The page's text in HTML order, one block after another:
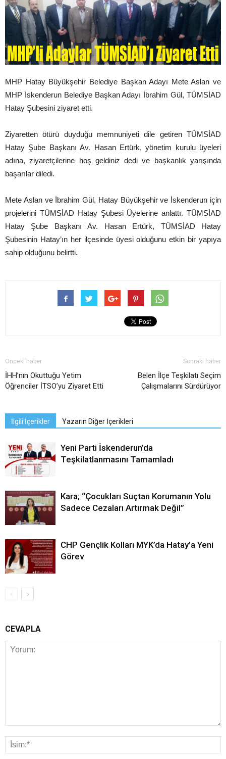
MHP Hatay Büyükşehir Belediye Başkan Adayı Mete Aslan ve
MHP İskenderun Belediye Başkan Adayı İbrahim Gül, TÜMSİAD
Hatay Şubesini ziyaret etti.
Ziyaretten ötürü duyduğu memnuniyeti dile getiren TÜMSİAD
Hatay Şube Başkanı Av. Hasan Ertürk, yönetim kurulu üyeleri
adına, ziyaretçilerine hoş geldiniz dedi ve başkanlık yarışında
başarılar diledi.
Mete Aslan ve İbrahim Gül, Hatay Büyükşehir ve İskenderun için
projelerini TÜMSİAD Hatay Şubesi Üyelerine anlattı. TÜMSİAD
Hatay Şube Başkanı Av. Hasan Ertürk, TÜMSİAD Hatay
Şubesinin Hatay’ın her ilçesinde üyesi olduğunu etkin bir yapıya
sahip olduğunu belirtti.
Önceki haber
İHH’nın Okuttuğu Yetim
Öğrenciler İTSO’yu Ziyaret Etti
Sonraki haber
Belen İlçe Teşkilatı Seçim
Çalışmalarını Sürdürüyor
İlgili İçerikler Yazarın Diğer İçerikleri
Yeni Parti İskenderun’da
Teşkilatlanmasını Tamamladı
Kara; “Çocukları Suçtan Korumanın Yolu
Sadece Cezaları Artırmak Değil”
CHP Gençlik Kolları MYK’da Hatay’a Yeni
Görev
CEVAPLA